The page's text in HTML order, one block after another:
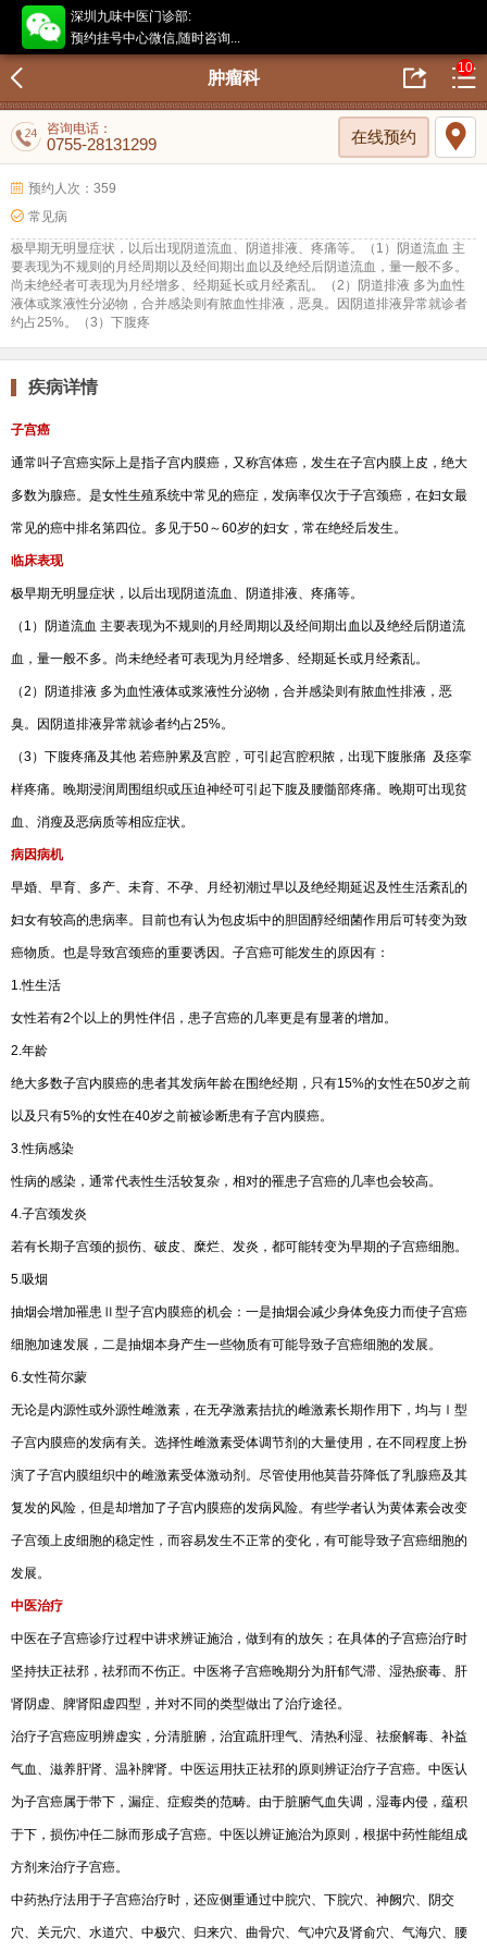
深圳九味中医门诊部:
预约挂号中心微信,随时咨询...
肿瘤科
10
咨询电话：
0755-28131299 在线预约
预约人次：359
常见病
极早期无明显症状，以后出现阴道流血、阴道排液、疼痛等。（1）阴道流血 主
要表现为不规则的月经周期以及经间期出血以及绝经后阴道流血，量一般不多。
尚未绝经者可表现为月经增多、经期延长或月经紊乱。（2）阴道排液 多为血性
液体或浆液性分泌物，合并感染则有脓血性排液，恶臭。因阴道排液异常就诊者
约占25%。（3）下腹疼
疾病详情
子宫癌
通常叫子宫癌实际上是指子宫内膜癌，又称宫体癌，发生在子宫内膜上皮，绝大
多数为腺癌。是女性生殖系统中常见的癌症，发病率仅次于子宫颈癌，在妇女最
常见的癌中排名第四位。多见于50～60岁的妇女，常在绝经后发生。
临床表现
极早期无明显症状，以后出现阴道流血、阴道排液、疼痛等。
（1）阴道流血 主要表现为不规则的月经周期以及经间期出血以及绝经后阴道流
血，量一般不多。尚未绝经者可表现为月经增多、经期延长或月经紊乱。
（2）阴道排液 多为血性液体或浆液性分泌物，合并感染则有脓血性排液，恶
臭。因阴道排液异常就诊者约占25%。
（3）下腹疼痛及其他 若癌肿累及宫腔，可引起宫腔积脓，出现下腹胀痛 及痉挛
样疼痛。晚期浸润周围组织或压迫神经可引起下腹及腰髓部疼痛。晚期可出现贫
血、消瘦及恶病质等相应症状。
病因病机
早婚、早育、多产、未育、不孕、月经初潮过早以及绝经期延迟及性生活紊乱的
妇女有较高的患病率。目前也有认为包皮垢中的胆固醇经细菌作用后可转变为致
癌物质。也是导致宫颈癌的重要诱因。子宫癌可能发生的原因有：
1.性生活
女性若有2个以上的男性伴侣，患子宫癌的几率更是有显著的增加。
2.年龄
绝大多数子宫内膜癌的患者其发病年龄在围绝经期，只有15%的女性在50岁之前
以及只有5%的女性在40岁之前被诊断患有子宫内膜癌。
3.性病感染
性病的感染，通常代表性生活较复杂，相对的罹患子宫癌的几率也会较高。
4.子宫颈发炎
若有长期子宫颈的损伤、破皮、糜烂、发炎，都可能转变为早期的子宫癌细胞。
5.吸烟
抽烟会增加罹患Ⅱ型子宫内膜癌的机会：一是抽烟会减少身体免疫力而使子宫癌
细胞加速发展，二是抽烟本身产生一些物质有可能导致子宫癌细胞的发展。
6.女性荷尔蒙
无论是内源性或外源性雌激素，在无孕激素拮抗的雌激素长期作用下，均与Ⅰ型
子宫内膜癌的发病有关。选择性雌激素受体调节剂的大量使用，在不同程度上扮
演了子宫内膜组织中的雌激素受体激动剂。尽管使用他莫昔芬降低了乳腺癌及其
复发的风险，但是却增加了子宫内膜癌的发病风险。有些学者认为黄体素会改变
子宫颈上皮细胞的稳定性，而容易发生不正常的变化，有可能导致子宫癌细胞的
发展。
中医治疗
中医在子宫癌诊疗过程中讲求辨证施治，做到有的放矢；在具体的子宫癌治疗时
坚持扶正祛邪，祛邪而不伤正。中医将子宫癌晚期分为肝郁气滞、湿热瘀毒、肝
肾阴虚、脾肾阳虚四型，并对不同的类型做出了治疗途径。
治疗子宫癌应明辨虚实，分清脏腑，治宜疏肝理气、清热利湿、祛瘀解毒、补益
气血、滋养肝肾、温补脾肾。中医运用扶正祛邪的原则辨证治疗子宫癌。中医认
为子宫癌属于带下，漏症、症瘕类的范畴。由于脏腑气血失调，湿毒内侵，蕴积
于下，损伤冲任二脉而形成子宫癌。中医以辨证施治为原则，根据中药性能组成
方剂来治疗子宫癌。
中药热疗法用于子宫癌治疗时，还应侧重通过中脘穴、下脘穴、神阙穴、阴交
穴、关元穴、水道穴、中极穴、归来穴、曲骨穴、气冲穴及肾俞穴、气海穴、腰